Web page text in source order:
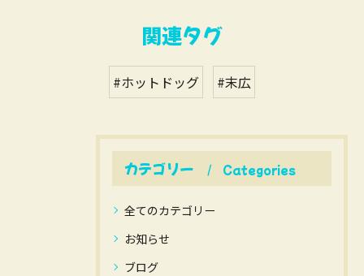
関連タグ
#ホットドッグ #末広
カテゴリー Categories
全てのカテゴリー
お知らせ
ブログ